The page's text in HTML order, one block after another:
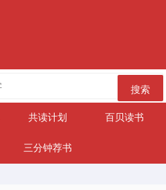
搜索
共读计划 百贝读书
三分钟荐书